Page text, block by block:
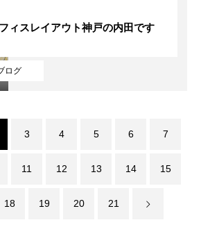
ログ
ィスレイアウト神戸の内田です
3 4 5 6 7
11 12 13 14 15
18 19 20 21